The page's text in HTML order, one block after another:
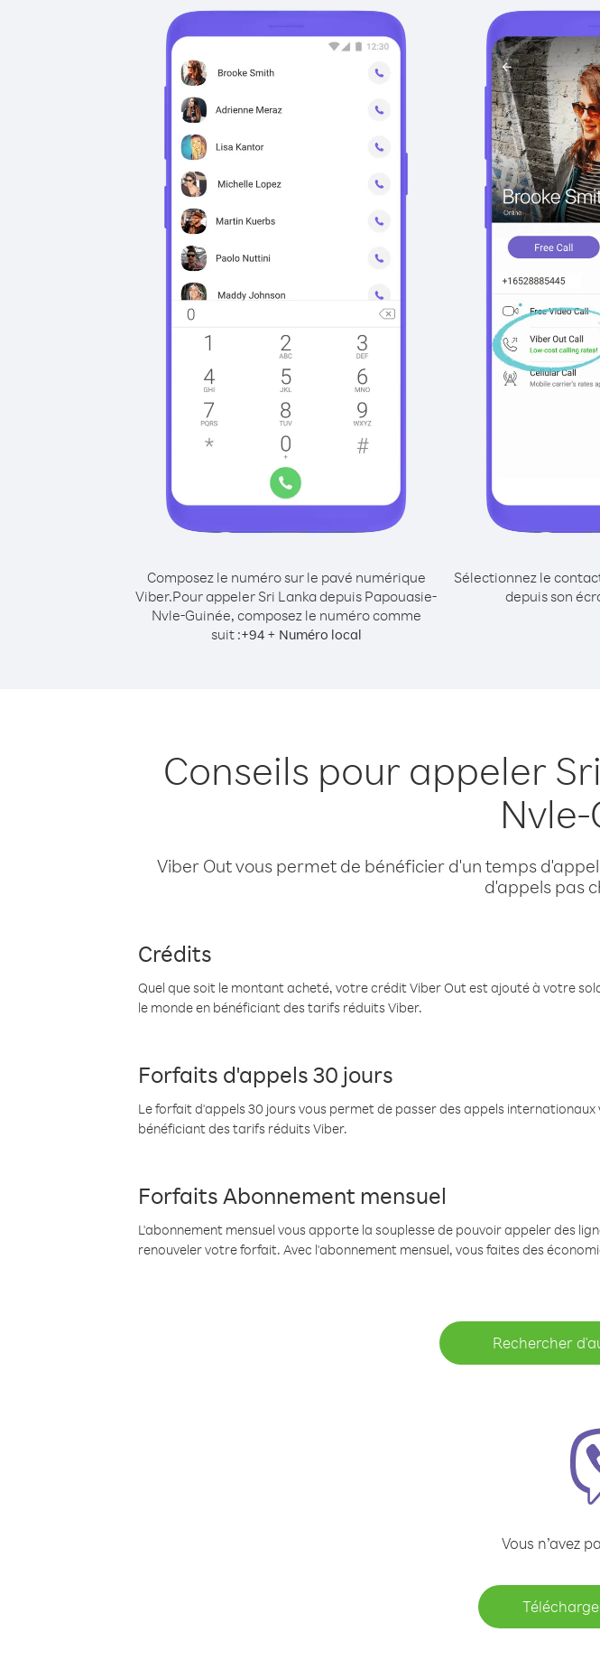
Composez le numéro sur le pavé numérique
Viber.Pour appeler Sri Lanka depuis Papouasie-
Nvle-Guinée, composez le numéro comme
suit :+94+ Numéro local
Sélectionnez le
depuis son
Conseils pour appeler
Viber Out vous permet de bénéficier d'un temps
d'appels pas
Crédits
Quel que soit le montant acheté, votre crédit Viber Out est ajouté à votre
le monde en bénéficiant des tarifs réduits Viber.
Forfaits d'appels 30 jours
Le forfait d'appels 30 jours vous permet de passer des appels
bénéficiant des tarifs réduits Viber.
Forfaits Abonnement mensuel
L'abonnement mensuel vous apporte la souplesse de pouvoir appeler des
renouveler votre forfait. Avec l'abonnement mensuel, vous faites des
Rechercher
Vous n’avez